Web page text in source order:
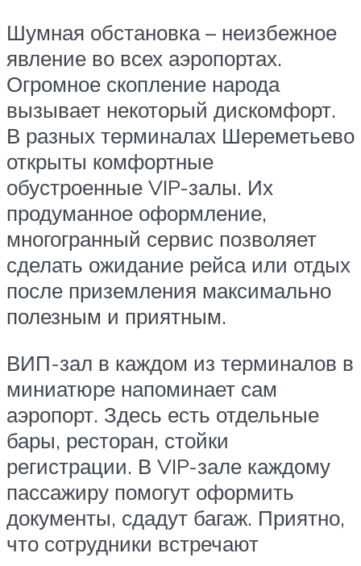
Шумная обстановка – неизбежное
явление во всех аэропортах.
Огромное скопление народа
вызывает некоторый дискомфорт.
В разных терминалах Шереметьево
открыты комфортные
обустроенные VIP-залы. Их
продуманное оформление,
многогранный сервис позволяет
сделать ожидание рейса или отдых
после приземления максимально
полезным и приятным.
ВИП-зал в каждом из терминалов в
миниатюре напоминает сам
аэропорт. Здесь есть отдельные
бары, ресторан, стойки
регистрации. В VIP-зале каждому
пассажиру помогут оформить
документы, сдадут багаж. Приятно,
что сотрудники встречают